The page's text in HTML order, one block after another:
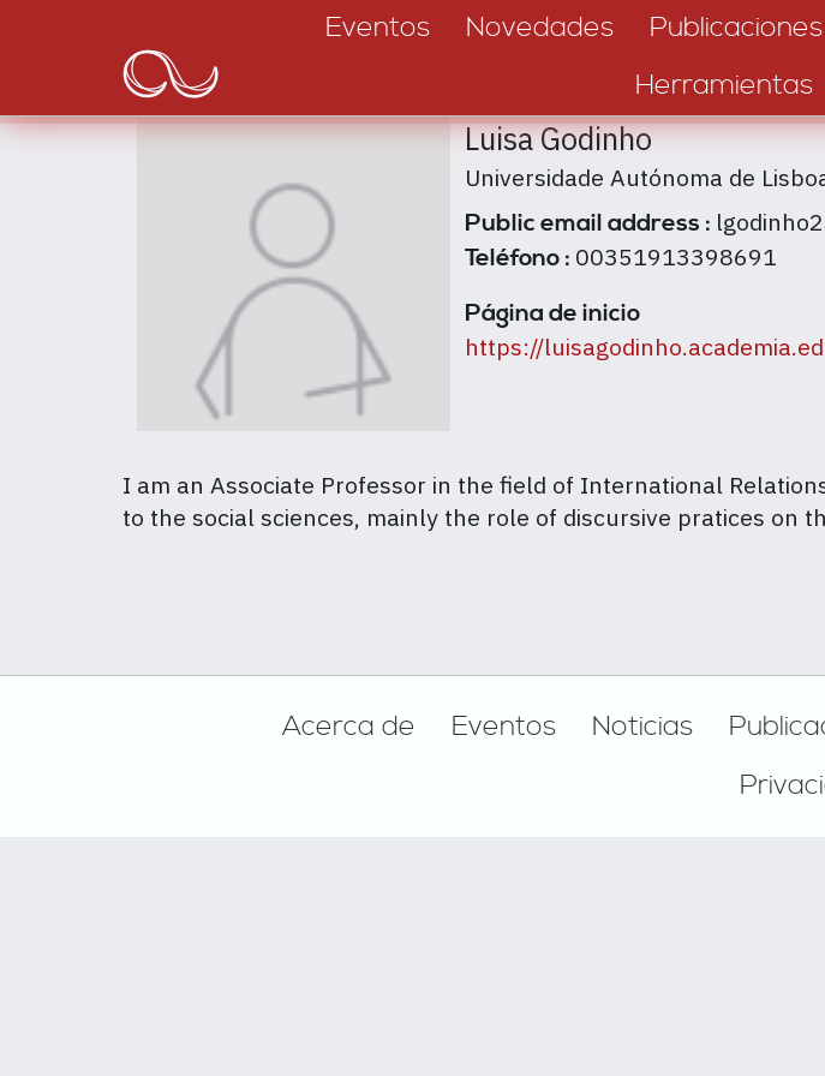
principal
navigation
Eventos Novedades Publicaciones
Herramientas
Luisa Godinho
Universidade Autónoma de
Public email address :
Teléfono : 00351913398691
Página de inicio
https://
I am an Associate Professor in the field of International
to the social sciences, mainly the role of discursive pratices on
Acerca de Eventos Noticias